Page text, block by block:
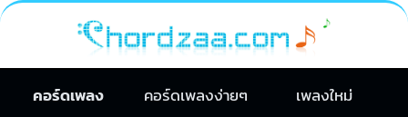
คอร์ดเพลง คอร์ดเพลงง่ายๆ
เพลงใหม่